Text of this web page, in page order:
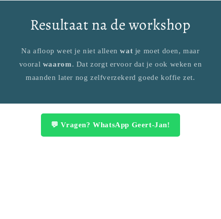
Resultaat na de workshop
Na afloop weet je niet alleenwat je moet doen, maar
vooral waarom. Dat zorgt ervoor dat je ook weken en
maanden later nog zelfverzekerd goede koffie zet.
💬 Vragen? WhatsApp Geert-Jan!